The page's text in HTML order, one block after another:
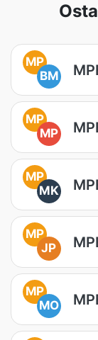
MP
BM
MP
MP
MP
MK
MP
JP
MP
MO